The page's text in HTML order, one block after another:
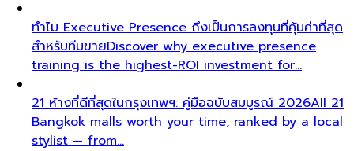
ทำไม Executive Presence ถึงเป็นการลงทุนที่คุ้มค่าที่สุด
สำหรับทีมขายDiscover why executive presence
training is the highest-ROI investment for…
21 ห้างที่ดีที่สุดในกรุงเทพฯ: คู่มือฉบับสมบูรณ์ 2026All 21
Bangkok malls worth your time, ranked by a local
stylist — from…